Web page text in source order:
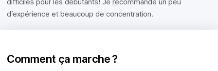
d’expérience et beaucoup de concentration.
Comment ça marche ?